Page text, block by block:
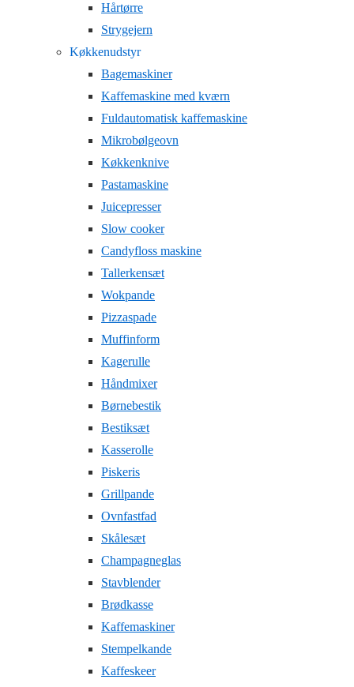
Hårtørre
Strygejern
Køkkenudstyr
Bagemaskiner
Kaffemaskine med kværn
Fuldautomatisk kaffemaskine
Mikrobølgeovn
Køkkenknive
Pastamaskine
Juicepresser
Slow cooker
Candyfloss maskine
Tallerkensæt
Wokpande
Pizzaspade
Muffinform
Kagerulle
Håndmixer
Børnebestik
Bestiksæt
Kasserolle
Piskeris
Grillpande
Ovnfastfad
Skålesæt
Champagneglas
Stavblender
Brødkasse
Kaffemaskiner
Stempelkande
Kaffeskeer